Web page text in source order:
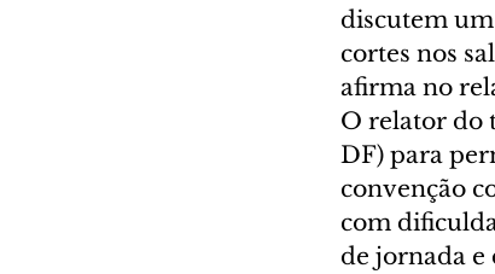
discutem
cortes nos
afirma no
O relator do
DF) para
convenção
com
de jornada e